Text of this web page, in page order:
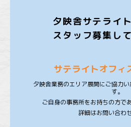
夕映舎サテライ
スタッフ募集し
サテライトオフィ
夕映舎業務のエリア展開にご協力
す。
ご自身の事務所をお持ちの方で
詳細はお問い合わ